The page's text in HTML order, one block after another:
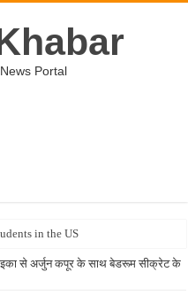
Portal
in the US
से अर्जुन कपूर के साथ बेडरूम सीक्रेट के